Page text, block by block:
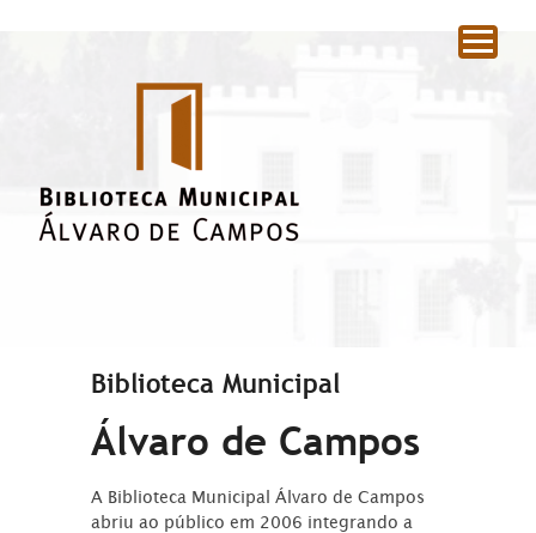
Biblioteca Municipal
Álvaro de Campos
A Biblioteca Municipal Álvaro de Campos
abriu ao público em 2006 integrando a